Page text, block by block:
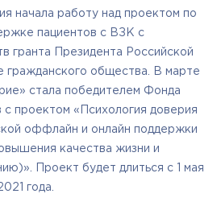
Кишки.
для привлечения внимания
создания и деятельности
совет на уровне
здравоохранения.
общественными
Союзом Пациентов,
МОО «ДОВЕРИЕ».
начала работу над проектом по
пациентов с ВЗК с
гранта Президента Российской
гражданского общества. В марте
стала победителем Фонда
с проектом «Психология доверия
оффлайн и онлайн поддержки
качества жизни и
Проект будет длиться с 1 мая
года.